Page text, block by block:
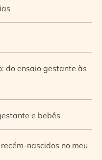
do ensaio gestante às
e bebês
nascidos no meu